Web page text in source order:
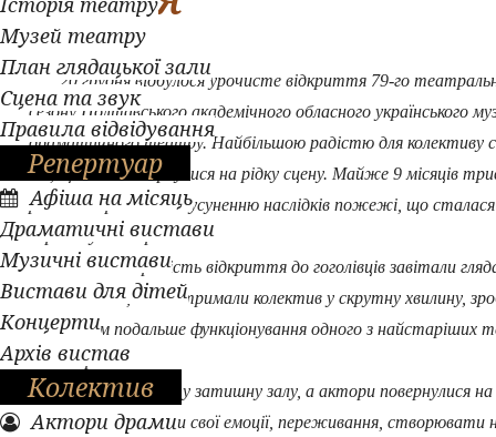
Музей театру
План глядацької зали
Сцена та звук
Правила відвідування
Репертуар
Афіша на місяць
Драматичні вистави
Музичні вистави
Вистави для дітей
Концерти
Архів вистав
Колектив
Актори драми
20 грудня відбулося урочисте відкриття 79-го
сезону Полтавського академічного обласного українського
драматичного театру. Найбільшою радістю для колективу
те, що вони повернулися на рідку сцену. Майже 9 місяців
ремонтні роботи по усуненню наслідків пожежі, що
березня у театрі.
Розділити радість відкриття до гоголівців завітали
благодійники, які підтримали колектив у скрутну хвилину,
можливим подальше функціонування одного з найстаріших
нашої країни.
Глядачі увійшли у затишну залу, а актори повернулися
сцену, щоб дарувати свої емоції, переживання, створювати